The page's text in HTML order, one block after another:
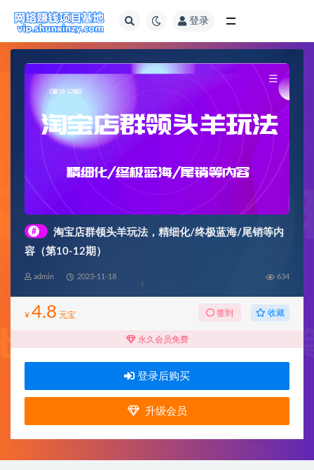
登录
#
淘宝店群领头羊玩法，精细化/终极蓝海/尾销等内
容（第10-12期）
admin 2023-11-18 634
¥ 4.8 元宝 签到 收藏
永久会员免费
登录后购买
升级会员